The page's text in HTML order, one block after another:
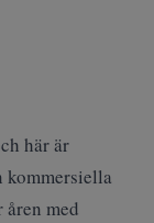
här är
med